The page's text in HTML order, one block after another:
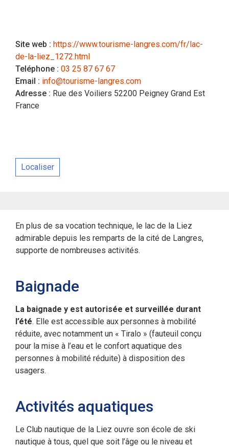
Site web : https://www.tourisme-langres.com/fr/lac-
de-la-liez_1272.html
Teléphone : 03 25 87 67 67
Email : info@tourisme-langres.com
Adresse : Rue des Voiliers 52200 Peigney Grand Est
France
Localiser
En plus de sa vocation technique, le lac de la Liez
admirable depuis les remparts de la cité de Langres,
supporte de nombreuses activités.
Baignade
La baignade y est autorisée et surveillée durant
l’été. Elle est accessible aux personnes à mobilité
réduite, avec notamment un « Tiralo » (fauteuil conçu
pour la mise à l’eau et le confort aquatique des
personnes à mobilité réduite) à disposition des
usagers.
Activités aquatiques
Le Club nautique de la Liez ouvre son école de ski
nautique à tous, quel que soit l’âge ou le niveau et